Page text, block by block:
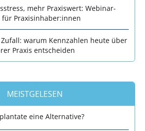
mehr Praxiswert: Webinar-
Praxisinhaber:innen
warum Kennzahlen heute über
Praxis entscheiden
MEISTGELESEN
eine Alternative?